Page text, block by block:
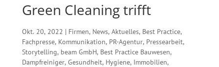
Green Cleaning trifft
Okt. 20, 2022 | Firmen, News, Aktuelles, Best Practice,
Fachpresse, Kommunikation, PR-Agentur, Pressearbeit,
Storytelling, beam GmbH, Best Practice Bauwesen,
Dampfreiniger, Gesundheit, Hygiene, Immobilien,